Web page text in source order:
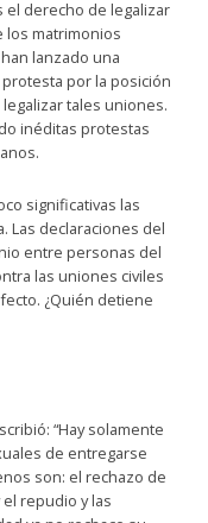
el derecho de legalizar
los matrimonios
lanzado una
por la posición
tales uniones.
inéditas protestas
significativas las
Las declaraciones del
entre personas del
las uniones civiles
¿Quién detiene
“Hay solamente
de entregarse
son: el rechazo de
repudio y las